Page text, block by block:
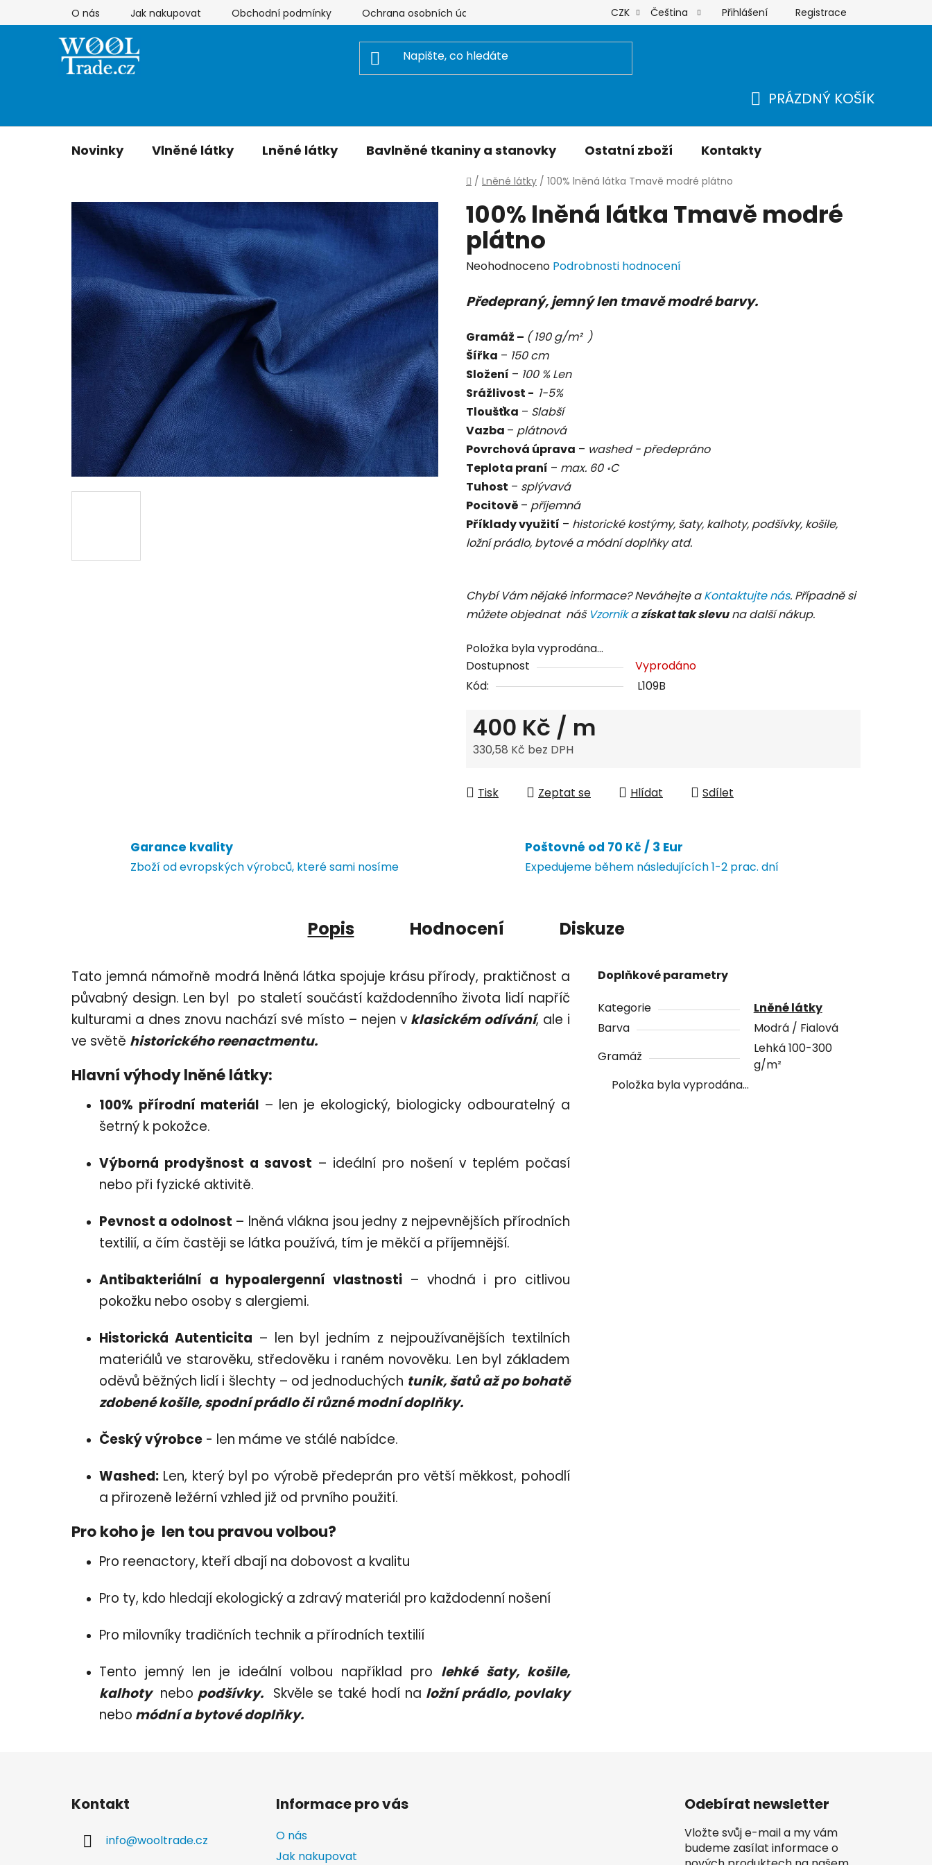
na
O nás Jak nakupovat Obchodní podmínky Ochrana osobních údajů Hodnocení obchodu Moje objednávka
CZK Čeština Přihlášení Registrace
KOŠÍK
PRÁZDNÝ KOŠÍK
Novinky Vlněné látky Lněné látky Bavlněné tkaniny a stanovky Ostatní zboží Kontakty
Domů
/ Lněné látky / 100% lněná látka Tmavě modré plátno
100% lněná látka Tmavě modré
plátno
Průměrné
produktu
0,0
z
5
hvězdiček.
Neohodnoceno Podrobnosti hodnocení
Předepraný, jemný len tmavě modré barvy.
Gramáž – ( 190 g/m² )
Šířka – 150 cm
Složení – 100 % Len
Srážlivost - 1-5%
Tloušťka – Slabší
Vazba – plátnová
Povrchová úprava – washed - předepráno
Teplota praní – max. 60 ॰C
Tuhost – splývavá
Pocitově – příjemná
Příklady využití – historické kostýmy, šaty, kalhoty, podšívky, košile,
ložní prádlo, bytové a módní doplňky atd.
Chybí Vám nějaké informace? Neváhejte aKontaktujte nás. Případně si
můžete objednat náš Vzorníkazískat tak slevuna další nákup.
Položka byla vyprodána…
Dostupnost
Vyprodáno
Kód:
L109B
400 Kč / m
330,58 Kč bez DPH
Tisk
Zeptat se Hlídat Sdílet
Garance kvality
Zboží od evropských výrobců, které sami nosíme
Poštovné od 70 Kč / 3 Eur
Expedujeme během následujících 1-2 prac. dní
Popis Hodnocení Diskuze
Tato jemná námořně modrá lněná látka spojuje krásu přírody, praktičnost a
půvabný design. Len byl po staletí součástí každodenního života lidí napříč
kulturami a dnes znovu nachází své místo – nejen vklasickém odívání, ale i
ve světě historického reenactmentu.
Hlavní výhody lněné látky:
100% přírodní materiál – len je ekologický, biologicky odbouratelný a
šetrný k pokožce.
Výborná prodyšnost a savost – ideální pro nošení v teplém počasí
nebo při fyzické aktivitě.
Pevnost a odolnost – lněná vlákna jsou jedny z nejpevnějších přírodních
textilií, a čím častěji se látka používá, tím je měkčí a příjemnější.
Antibakteriální a hypoalergenní vlastnosti – vhodná i pro citlivou
pokožku nebo osoby s alergiemi.
Historická Autenticita – len byl jedním z nejpoužívanějších textilních
materiálů ve starověku, středověku i raném novověku. Len byl základem
oděvů běžných lidí i šlechty – od jednoduchých tunik, šatů až po bohatě
zdobené košile, spodní prádlo či různé modní doplňky.
Český výrobce - len máme ve stálé nabídce.
Washed: Len, který byl po výrobě předeprán pro větší měkkost, pohodlí
a přirozeně ležérní vzhled již od prvního použití.
Pro koho je len tou pravou volbou?
Pro reenactory, kteří dbají na dobovost a kvalitu
Pro ty, kdo hledají ekologický a zdravý materiál pro každodenní nošení
Pro milovníky tradičních technik a přírodních textilií
Tento jemný len je ideální volbou například pro lehké šaty, košile,
kalhoty nebo podšívky. Skvěle se také hodí na ložní prádlo, povlaky
nebo módní a bytové doplňky.
Doplňkové parametry
Kategorie
Lněné látky
Barva
Modrá / Fialová
Gramáž
Lehká 100-300
g/m²
Položka byla vyprodána…
Kontakt
info@wooltrade.cz
Informace pro vás
O nás
Jak nakupovat
Odebírat newsletter
Vložte svůj e-mail a my vám
budeme zasílat informace o